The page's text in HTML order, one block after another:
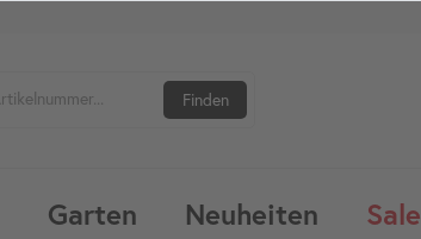
Finden
Garten Neuheiten Sale